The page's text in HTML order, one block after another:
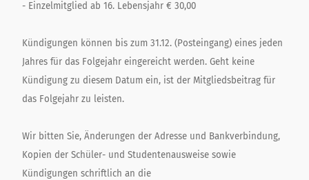
- Einzelmitglied ab 16. Lebensjahr € 30,00
Kündigungen können bis zum 31.12. (Posteingang) eines jeden
Jahres für das Folgejahr eingereicht werden. Geht keine
Kündigung zu diesem Datum ein, ist der Mitgliedsbeitrag für
das Folgejahr zu leisten.
Wir bitten Sie, Änderungen der Adresse und Bankverbindung,
Kopien der Schüler- und Studentenausweise sowie
Kündigungen schriftlich an die